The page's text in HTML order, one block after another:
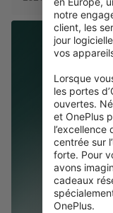
notre
client, les
jour
vos
Lorsque
les portes
ouvertes.
et OnePlus
centrée sur
forte. Pour
avons
cadeaux
OnePlus.